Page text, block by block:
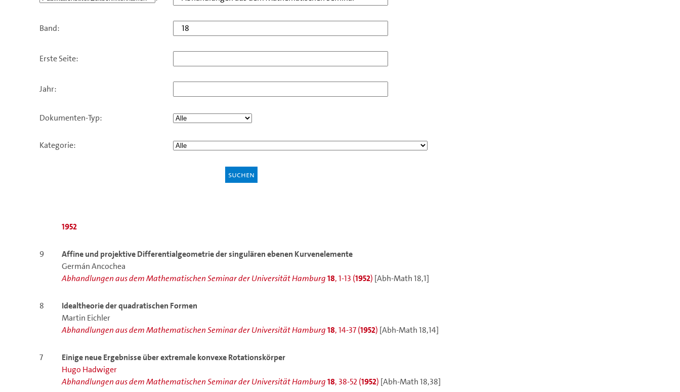
Band:
Erste Seite:
Jahr:
Dokumenten-Typ:
Kategorie:
1952
9
Affine und projektive Differentialgeometrie der singulären ebenen Kurvenelemente
Germán Ancochea
Abhandlungen aus dem Mathematischen Seminar der Universität Hamburg18, 1-13 (1952) [Abh-Math 18,1]
8
Idealtheorie der quadratischen Formen
Martin Eichler
Abhandlungen aus dem Mathematischen Seminar der Universität Hamburg18, 14-37 (1952) [Abh-Math 18,14]
7
Einige neue Ergebnisse über extremale konvexe Rotationskörper
Hugo Hadwiger
Abhandlungen aus dem Mathematischen Seminar der Universität Hamburg18, 38-52 (1952) [Abh-Math 18,38]